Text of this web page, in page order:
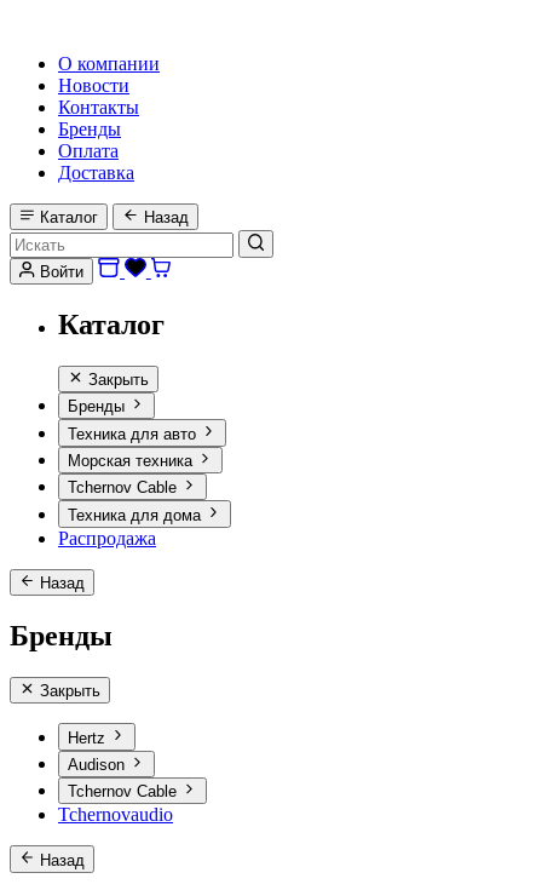
О компании
Новости
Контакты
Бренды
Оплата
Доставка
Каталог Назад
Войти
Каталог
Закрыть
Бренды
Техника для авто
Морская техника
Tchernov Cable
Техника для дома
Распродажа
Назад
Бренды
Закрыть
Hertz
Audison
Tchernov Cable
Tchernovaudio
Назад